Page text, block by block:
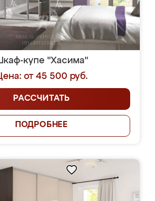
купе "Хасима"
от 45 500 руб.
РАССЧИТАТЬ
ПОДРОБНЕЕ